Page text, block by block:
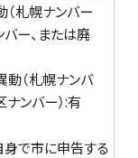
札幌ナンバー
ー、または廃
（札幌ナンバ
ンバー）:有
身で市に申告する